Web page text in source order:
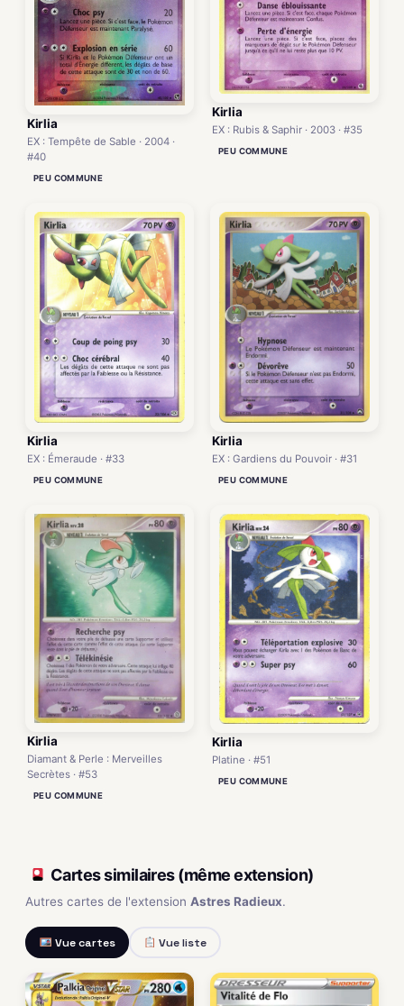
Kirlia
EX : Tempête de Sable · 2004 ·
#40
PEU COMMUNE
Kirlia
EX : Rubis & Saphir · 2003 · #35
PEU COMMUNE
Kirlia
EX : Émeraude · #33
PEU COMMUNE
Kirlia
EX : Gardiens du Pouvoir · #31
PEU COMMUNE
Kirlia
Diamant & Perle : Merveilles
Secrètes · #53
PEU COMMUNE
Kirlia
Platine · #51
PEU COMMUNE
Cartes similaires (même extension)
Autres cartes de l'extension Astres Radieux.
Vue cartes Vue liste